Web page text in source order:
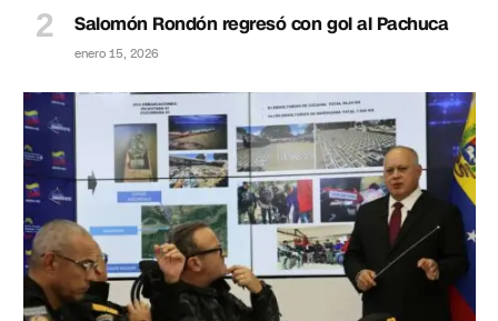
Salomón Rondón regresó con gol al Pachuca
enero 15, 2026